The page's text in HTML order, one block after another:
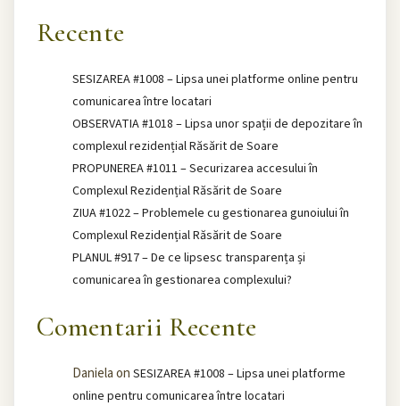
Recente
SESIZAREA #1008 – Lipsa unei platforme online pentru
comunicarea între locatari
OBSERVATIA #1018 – Lipsa unor spații de depozitare în
complexul rezidențial Răsărit de Soare
PROPUNEREA #1011 – Securizarea accesului în
Complexul Rezidențial Răsărit de Soare
ZIUA #1022 – Problemele cu gestionarea gunoiului în
Complexul Rezidențial Răsărit de Soare
PLANUL #917 – De ce lipsesc transparența și
comunicarea în gestionarea complexului?
Comentarii Recente
Danielaon SESIZAREA #1008 – Lipsa unei platforme
online pentru comunicarea între locatari